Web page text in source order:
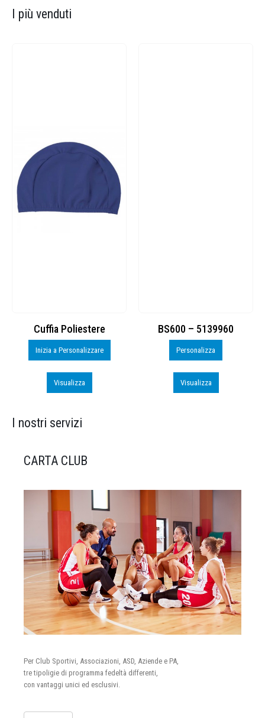
I più venduti
Cuffia Poliestere
Inizia a Personalizzare
Visualizza
BS600 – 5139960
Personalizza
Visualizza
I nostri servizi
CARTA CLUB
Per Club Sportivi, Associazioni, ASD, Aziende e PA,
tre tipoligie di programma fedeltà differenti,
con vantaggi unici ed esclusivi.